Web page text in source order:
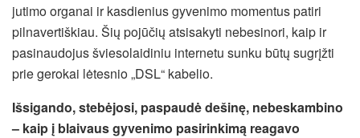
jutimo organai ir kasdienius gyvenimo momentus patiri
pilnavertiškiau. Šių pojūčių atsisakyti nebesinori, kaip ir
pasinaudojus šviesolaidiniu internetu sunku būtų sugrįžti
prie gerokai lėtesnio „DSL“ kabelio.
Išsigando, stebėjosi, paspaudė dešinę, nebeskambino
– kaip į blaivaus gyvenimo pasirinkimą reagavo